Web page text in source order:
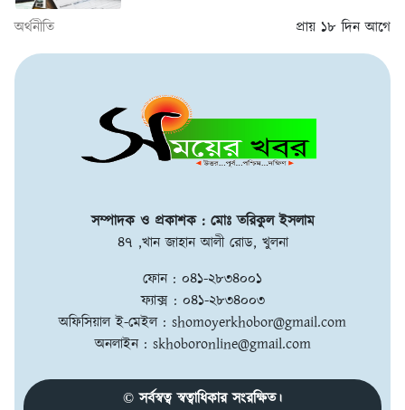
অর্থনীতি প্রায় ১৮ দিন আগে
সম্পাদক ও প্রকাশক : মোঃ তরিকুল ইসলাম
৪৭ ,খান জাহান আলী রোড, খুলনা
ফোন : ০৪১-২৮৩৪০০১
ফ্যাক্স : ০৪১-২৮৩৪০০৩
অফিসিয়াল ই-মেইল : shomoyerkhobor@gmail.com
অনলাইন : skhoboronline@gmail.com
© সর্বস্বত্ব স্বত্বাধিকার সংরক্ষিত।